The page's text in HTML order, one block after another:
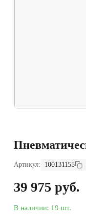
Артикул: 100131155
39 975 руб.
В наличии: 19 шт.